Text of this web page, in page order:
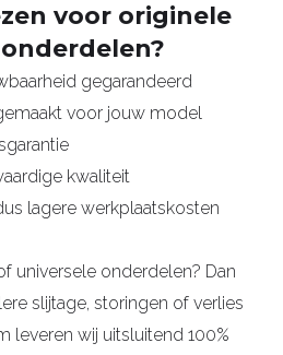
voor originele
gegarandeerd
voor jouw model
kwaliteit
lagere werkplaatskosten
universele onderdelen? Dan
slijtage, storingen of verlies
leveren wij uitsluitend 100%